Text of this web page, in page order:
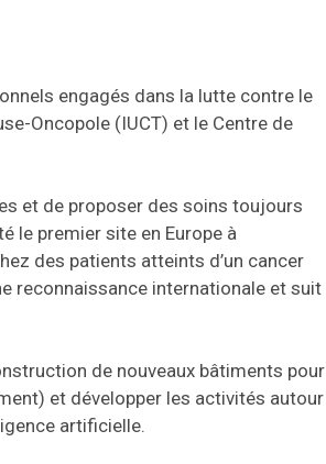
engagés dans la lutte contre le
Oncopole (IUCT) et le Centre de
et de proposer des soins toujours
le premier site en Europe à
des patients atteints d’un cancer
reconnaissance internationale et suit
de nouveaux bâtiments pour
et développer les activités autour
artificielle.